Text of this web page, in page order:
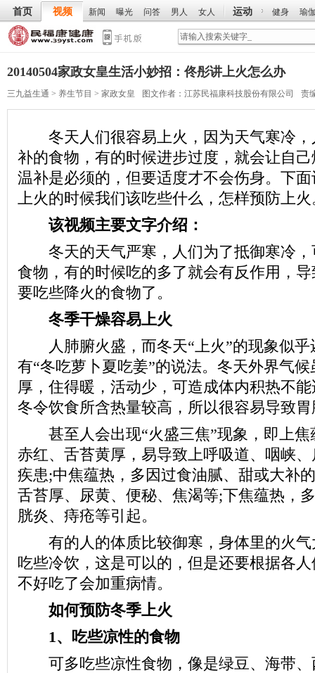
首页 视频 新闻 曝光 问答 男人 女人 运动 健身 瑜
20140504家政女皇生活小妙招：佟彤讲上火怎么办
三九益生通 > 养生节目 > 家政女皇 图文作者： 江苏民福康科技股份有限公司 责
冬天人们很容易上火，因为天气寒冷，
补的食物，有的时候进步过度，就会让自
温补是必须的，但要适度才不会伤身。下面
上火的时候我们该吃些什么，怎样预防上火
该视频主要文字介绍：
冬天的天气严寒，人们为了抵御寒冷，
食物，有的时候吃的多了就会有反作用，
要吃些降火的食物了。
冬季干燥容易上火
人肺腑火盛，而冬天“上火”的现象似乎
有“冬吃萝卜夏吃姜”的说法。冬天外界气
厚，住得暖，活动少，可造成体内积热不
冬令饮食所含热量较高，所以很容易导致
甚至人会出现“火盛三焦”现象，即上焦
赤红、舌苔黄厚，易导致上呼吸道、咽峡
疾患;中焦蕴热，多因过食油腻、甜或大补
舌苔厚、尿黄、便秘、焦渴等;下焦蕴热，
胱炎、痔疮等引起。
有的人的体质比较御寒，身体里的火气
吃些冷饮，这是可以的，但是还要根据各
不好吃了会加重病情。
如何预防冬季上火
1、吃些凉性的食物
可多吃些凉性食物，像是绿豆、海带、